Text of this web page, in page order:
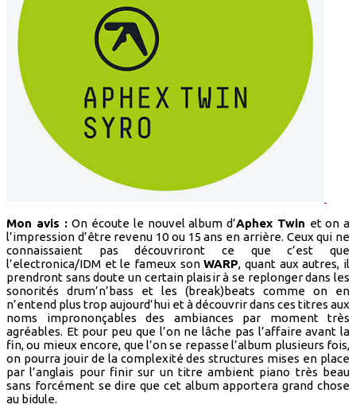
Mon avis :On écoute le nouvel album d’Aphex Twin et on a
l’impression d’être revenu 10 ou 15 ans en arrière. Ceux qui ne
connaissaient pas découvriront ce que c’est que
l’electronica/IDM et le fameux sonWARP, quant aux autres, il
prendront sans doute un certain plaisir à se replonger dans les
sonorités drum’n’bass et les (break)beats comme on en
n’entend plus trop aujourd’hui et à découvrir dans ces titres aux
noms imprononçables des ambiances par moment très
agréables. Et pour peu que l’on ne lâche pas l’affaire avant la
fin, ou mieux encore, que l’on se repasse l’album plusieurs fois,
on pourra jouir de la complexité des structures mises en place
par l’anglais pour finir sur un titre ambient piano très beau
sans forcément se dire que cet album apportera grand chose
au bidule.